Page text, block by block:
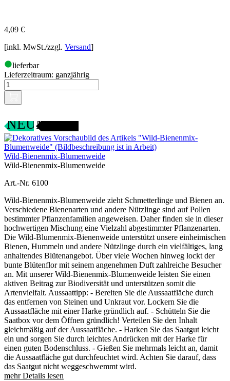
4,09 €
[inkl. MwSt./zzgl. Versand]
lieferbar
Lieferzeitraum: ganzjährig
NEU
SAMENFEST
Wild-Bienenmix-Blumenweide
Wild-Bienenmix-Blumenweide
Art.-Nr. 6100
Wild-Bienenmix-Blumenweide zieht Schmetterlinge und Bienen an.
Verschiedene Bienenarten und andere Nützlinge sind auf Pollen
bestimmter Pflanzenfamilien angeweisen. Daher finden sie in dieser
hochwertigen Mischung eine Vielzahl abgestimmter Pflanzenarten.
Die Wild-Blumenmix-Bienenweide unterstützt unsere einheimischen
Bienen, Hummeln und andere Nützlinge durch ein vielfältiges, lang
anhaltendes Blütenangebot. Über viele Wochen hinweg lockt der
bunte Blütenflor mit seinem angenehmen Duft zahlreiche Besucher
an. Mit unserer Wild-Bienenmix-Blumenweide leisten Sie einen
aktiven Beitrag zur Biodiversität und unterstützen somit die
Artenvielfalt. Aussaattipp: - Bereiten Sie die Aussaatfläche durch
das entfernen von Steinen und Unkraut vor. Lockern Sie die
Aussaatfläche mit einer Harke gründlich auf. - Schütteln Sie die
Saatbox vor dem Öffnen gründlich! Verteilen Sie den Inhalt
gleichmäßig auf der Aussaatfläche. - Harken Sie das Saatgut leicht
ein und sorgen Sie durch leichtes Andrücken mit der Harke für
einen guten Bodenschluss. - Gießen Sie mehrmals leicht an, damit
die Aussaatfläche gut durchfeuchtet wird. Achten Sie darauf, dass
das Saatgut nicht weggeschwemmt wird.
mehr Details lesen